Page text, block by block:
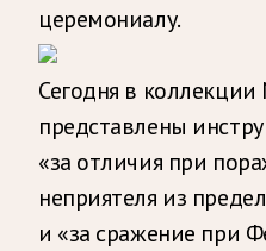
церемониалу.
Сегодня в
представлены
«за отличия при
неприятеля из
и «за сражение при